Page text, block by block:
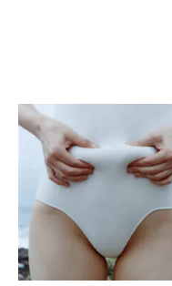
横浪 修
心緒
haku kyoto